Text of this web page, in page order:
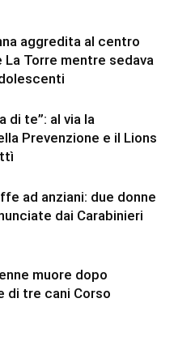
aggredita al centro
La Torre mentre sedava
di te”: al via la
Prevenzione e il Lions
ad anziani: due donne
dai Carabinieri
muore dopo
di tre cani Corso